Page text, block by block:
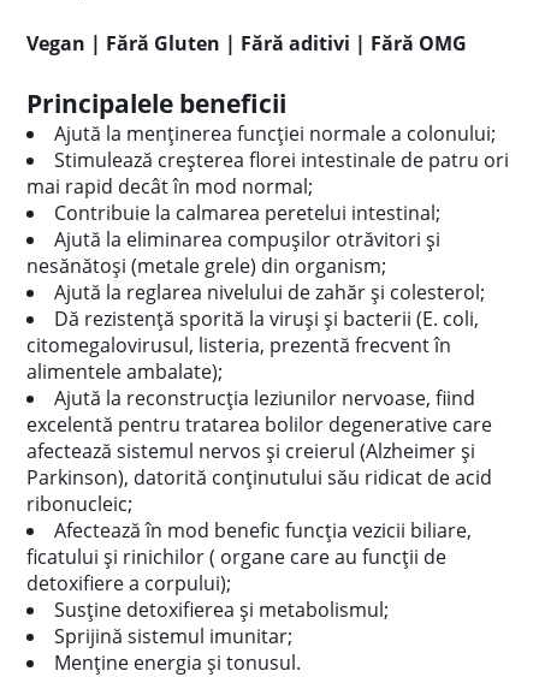
Vegan | Fără Gluten | Fără aditivi | Fără OMG
Principalele beneficii
Ajută la menținerea funcției normale a colonului;
Stimulează creșterea florei intestinale de patru ori
mai rapid decât în ​​mod normal;
Contribuie la calmarea peretelui intestinal;
Ajută la eliminarea compușilor otrăvitori și
nesănătoși (metale grele) din organism;
Ajută la reglarea nivelului de zahăr și colesterol;
Dă rezistență sporită la viruși și bacterii (E. coli,
citomegalovirusul, listeria, prezentă frecvent în
alimentele ambalate);
Ajută la reconstrucția leziunilor nervoase, fiind
excelentă pentru tratarea bolilor degenerative care
afectează sistemul nervos și creierul (Alzheimer și
Parkinson), datorită conținutului său ridicat de acid
ribonucleic;
Afectează în mod benefic funcția vezicii biliare,
ficatului și rinichilor ( organe care au funcții de
detoxifiere a corpului);
Susține detoxifierea și metabolismul;
Sprijină sistemul imunitar;
Menține energia și tonusul.